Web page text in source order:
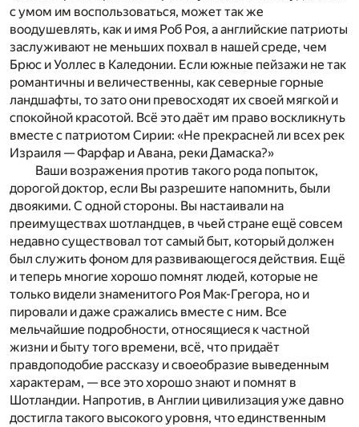
с умом им воспользоваться, может так же
воодушевлять, как и имя Роб Роя, а английские патриоты
заслуживают не меньших похвал в нашей среде, чем
Брюс и Уоллес в Каледонии. Если южные пейзажи не так
романтичны и величественны, как северные горные
ландшафты, то зато они превосходят их своей мягкой и
спокойной красотой. Всё это даёт им право воскликнуть
вместе с патриотом Сирии: «Не прекрасней ли всех рек
Израиля — Фарфар и Авана, реки Дамаска?»
Ваши возражения против такого рода попыток,
дорогой доктор, если Вы разрешите напомнить, были
двоякими. С одной стороны. Вы настаивали на
преимуществах шотландцев, в чьей стране ещё совсем
недавно существовал тот самый быт, который должен
был служить фоном для развивающегося действия. Ещё
и теперь многие хорошо помнят людей, которые не
только видели знаменитого Роя Мак-Грегора, но и
пировали и даже сражались вместе с ним. Все
мельчайшие подробности, относящиеся к частной
жизни и быту того времени, всё, что придаёт
правдоподобие рассказу и своеобразие выведенным
характерам, — все это хорошо знают и помнят в
Шотландии. Напротив, в Англии цивилизация уже давно
достигла такого высокого уровня, что единственным